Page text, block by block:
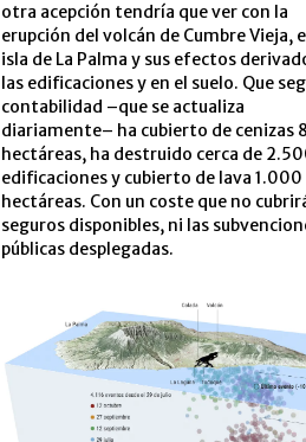
otra acepción tendría que ver con la
erupción del volcán de Cumbre Vieja,
isla de La Palma y sus efectos
las edificaciones y en el suelo. Que
contabilidad –que se actualiza
diariamente– ha cubierto de cenizas
hectáreas, ha destruido cerca de
edificaciones y cubierto de lava 1.000
hectáreas. Con un coste que no
seguros disponibles, ni las
públicas desplegadas.